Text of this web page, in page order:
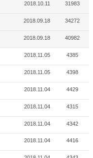
2018.10.11 31983
2018.09.18 34272
2018.09.18 40982
2018.11.05 4385
2018.11.05 4398
2018.11.04 4429
2018.11.04 4315
2018.11.04 4342
2018.11.04 4416